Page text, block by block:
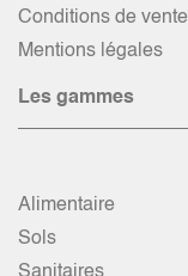
Conditions de vente
Mentions légales
Les gammes
Alimentaire
Sols